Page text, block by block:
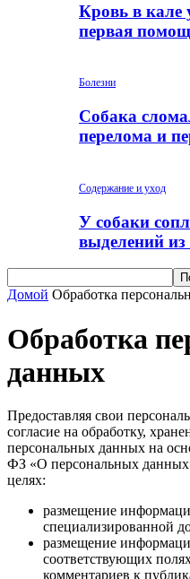
Кровь в кале
первая
Болезни
Собака
перелома и
Содержание и уход
У собаки
выделений из
Домой Обработка
Обработка
данных
Предоставляя свои
согласие на обработку,
персональных данных на
ФЗ «О персональных
целях:
размещение
специализированной
размещение
соответствующих
комментариев к